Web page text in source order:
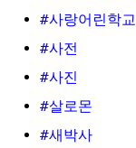
#사랑어린학교
#사전
#사진
#살로몬
#새박사